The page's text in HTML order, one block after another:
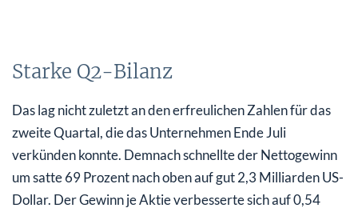
Starke Q2-Bilanz
Das lag nicht zuletzt an den erfreulichen Zahlen für das
zweite Quartal, die das Unternehmen Ende Juli
verkünden konnte. Demnach schnellte der Nettogewinn
um satte 69 Prozent nach oben auf gut 2,3 Milliarden US-
Dollar. Der Gewinn je Aktie verbesserte sich auf 0,54